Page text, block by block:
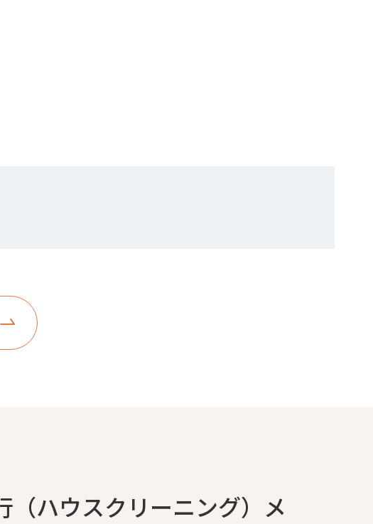
ハウスクリーニング）メ